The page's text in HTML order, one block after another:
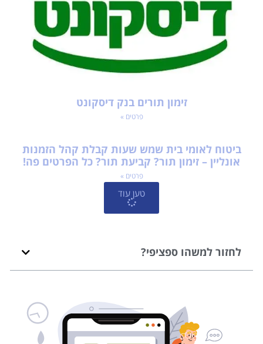
זימון תורים בנק דיסקונט
פרטים »
ביטוח לאומי בית שמש שעות קבלת קהל הזמנות
אונליין – זימון תור? קביעת תור? כל הפרטים פה!
פרטים »
טען עוד
לחזור למשהו ספציפי?